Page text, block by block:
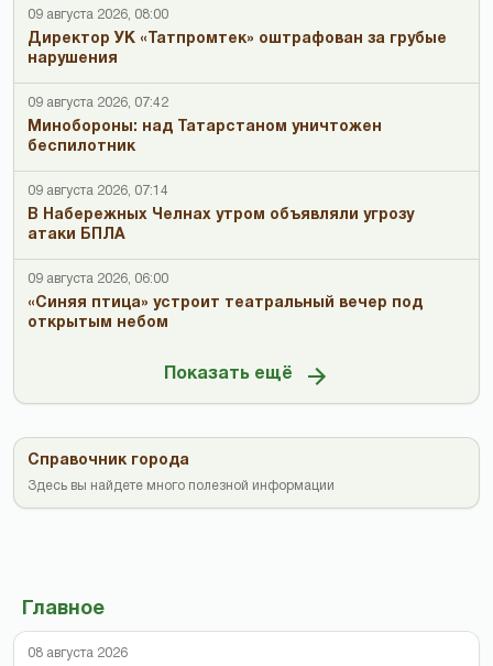
09 августа 2026, 08:00
Директор УК «Татпромтек» оштрафован за грубые
нарушения
09 августа 2026, 07:42
Минобороны: над Татарстаном уничтожен
беспилотник
09 августа 2026, 07:14
В Набережных Челнах утром объявляли угрозу
атаки БПЛА
09 августа 2026, 06:00
«Синяя птица» устроит театральный вечер под
открытым небом
Показать ещё
Справочник города
Здесь вы найдете много полезной информации
Главное
08 августа 2026